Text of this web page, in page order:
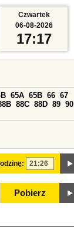
65A 65B 66 67
88C 88D 89 90
Pobierz
Czwartek
06-08-2026
17:17